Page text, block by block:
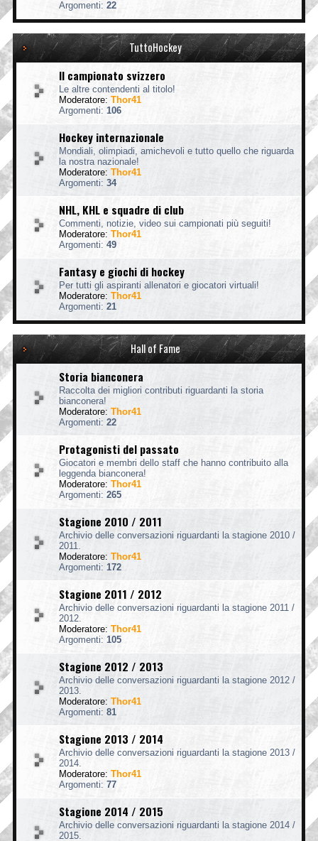
Argomenti: 22
TuttoHockey
Il campionato svizzero
Le altre contendenti al titolo!
Moderatore: Thor41
Argomenti: 106
Hockey internazionale
Mondiali, olimpiadi, amichevoli e tutto quello che riguarda
la nostra nazionale!
Moderatore: Thor41
Argomenti: 34
NHL, KHL e squadre di club
Commenti, notizie, video sui campionati più seguiti!
Moderatore: Thor41
Argomenti: 49
Fantasy e giochi di hockey
Per tutti gli aspiranti allenatori e giocatori virtuali!
Moderatore: Thor41
Argomenti: 21
Hall of Fame
Storia bianconera
Raccolta dei migliori contributi riguardanti la storia
bianconera!
Moderatore: Thor41
Argomenti: 22
Protagonisti del passato
Giocatori e membri dello staff che hanno contribuito alla
leggenda bianconera!
Moderatore: Thor41
Argomenti: 265
Stagione 2010 / 2011
Archivio delle conversazioni riguardanti la stagione 2010 /
2011.
Moderatore: Thor41
Argomenti: 172
Stagione 2011 / 2012
Archivio delle conversazioni riguardanti la stagione 2011 /
2012.
Moderatore: Thor41
Argomenti: 105
Stagione 2012 / 2013
Archivio delle conversazioni riguardanti la stagione 2012 /
2013.
Moderatore: Thor41
Argomenti: 81
Stagione 2013 / 2014
Archivio delle conversazioni riguardanti la stagione 2013 /
2014.
Moderatore: Thor41
Argomenti: 77
Stagione 2014 / 2015
Archivio delle conversazioni riguardanti la stagione 2014 /
2015.